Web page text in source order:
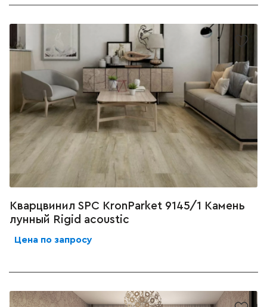
Кварцвинил SPC KronParket 9145/1 Камень
лунный Rigid acoustic
Цена по запросу